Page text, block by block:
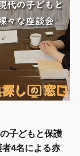
子どもと保護
4名による赤